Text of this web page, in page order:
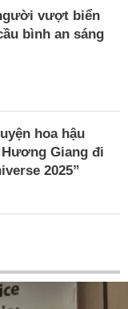
vượt biển
bình an sáng
hoa hậu
Giang đi
2025”